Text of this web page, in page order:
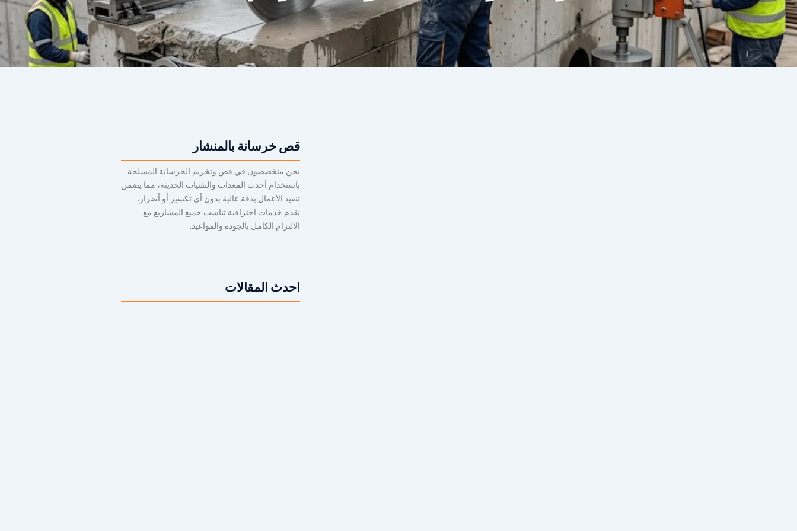
قص خرسانة بالمنشار
نحن متخصصون في قص وتخريم الخرسانة المسلحة
باستخدام أحدث المعدات والتقنيات الحديثة، مما يضمن
تنفيذ الأعمال بدقة عالية بدون أي تكسير أو أضرار.
نقدم خدمات احترافية تناسب جميع المشاريع مع
الالتزام الكامل بالجودة والمواعيد.
احدث المقالات